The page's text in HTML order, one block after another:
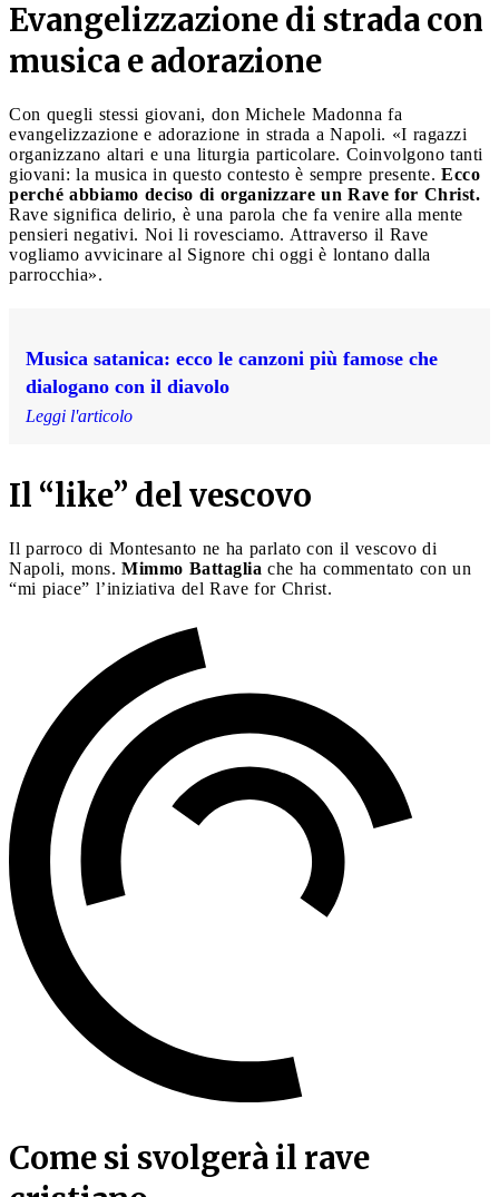
Evangelizzazione di strada con
musica e adorazione
Con quegli stessi giovani, don Michele Madonna fa
evangelizzazione e adorazione in strada a Napoli. «I ragazzi
organizzano altari e una liturgia particolare. Coinvolgono tanti
giovani: la musica in questo contesto è sempre presente. Ecco
perché abbiamo deciso di organizzare un Rave for Christ.
Rave significa delirio, è una parola che fa venire alla mente
pensieri negativi. Noi li rovesciamo. Attraverso il Rave
vogliamo avvicinare al Signore chi oggi è lontano dalla
parrocchia».
Musica satanica: ecco le canzoni più famose che
dialogano con il diavolo
Leggi l'articolo
Il “like” del vescovo
Il parroco di Montesanto ne ha parlato con il vescovo di
Napoli, mons. Mimmo Battaglia che ha commentato con un
“mi piace” l’iniziativa del Rave for Christ.
Come si svolgerà il rave